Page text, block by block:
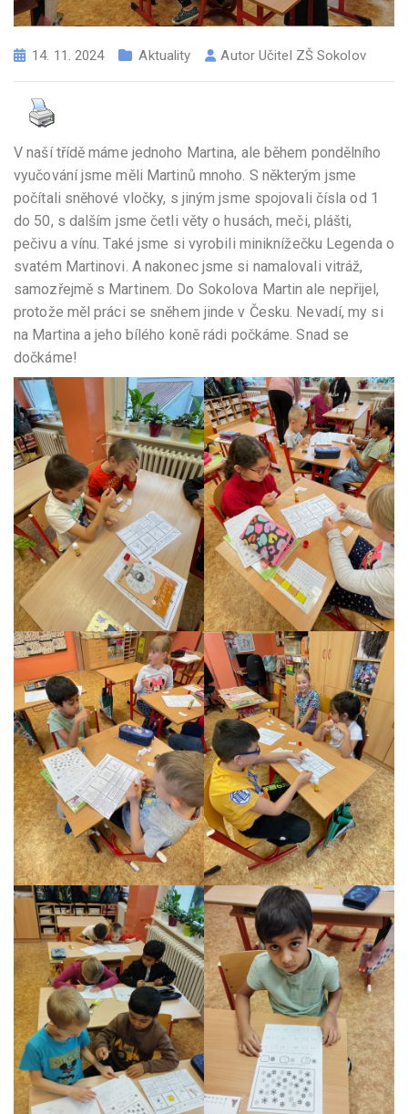
14. 11. 2024 Aktuality AutorUčitel ZŠ Sokolov
V naší třídě máme jednoho Martina, ale během pondělního
vyučování jsme měli Martinů mnoho. S některým jsme
počítali sněhové vločky, s jiným jsme spojovali čísla od 1
do 50, s dalším jsme četli věty o husách, meči, plášti,
pečivu a vínu. Také jsme si vyrobili miniknížečku Legenda o
svatém Martinovi. A nakonec jsme si namalovali vitráž,
samozřejmě s Martinem. Do Sokolova Martin ale nepřijel,
protože měl práci se sněhem jinde v Česku. Nevadí, my si
na Martina a jeho bílého koně rádi počkáme. Snad se
dočkáme!